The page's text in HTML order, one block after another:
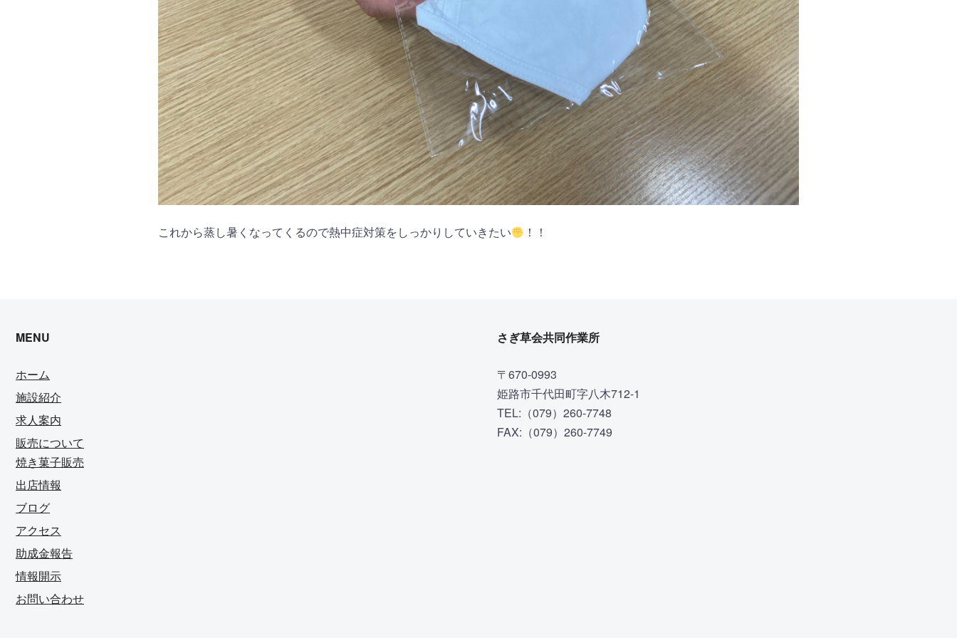
これから蒸し暑くなってくるので熱中症対策をしっかりしていきたい ！！
MENU
ホーム
施設紹介
求人案内
販売について
焼き菓子販売
出店情報
ブログ
アクセス
助成金報告
情報開示
お問い合わせ
さぎ草会共同作業所
〒670-0993
姫路市千代田町字八木712-1
TEL:（079）260-7748
FAX:（079）260-7749